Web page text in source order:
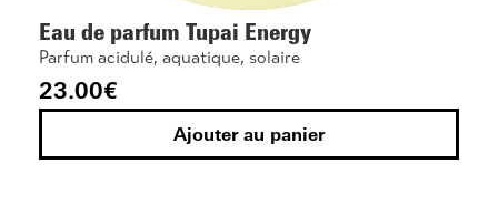
Eau de parfum Tupai Energy
Parfum acidulé, aquatique, solaire
23.00€
Ajouter au panier